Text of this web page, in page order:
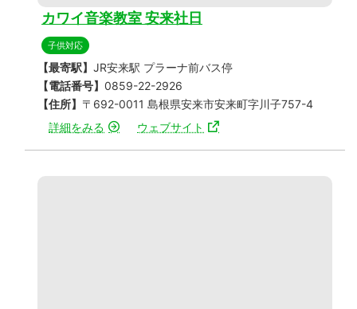
カワイ音楽教室 安来社日
子供対応
【最寄駅】 JR安来駅 プラーナ前バス停
【電話番号】 0859-22-2926
【住所】 〒692-0011 島根県安来市安来町字川子757-4
詳細をみる
ウェブサイト